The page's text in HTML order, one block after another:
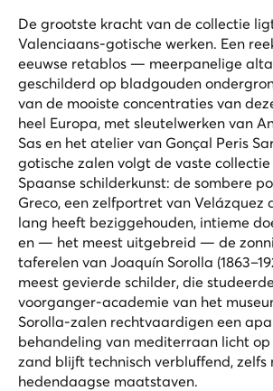
De grootste kracht van de collectie
Valenciaans-gotische werken. Een
eeuwse retablos — meerpanelige
geschilderd op bladgouden
van de mooiste concentraties van
heel Europa, met sleutelwerken van
Sas en het atelier van Gonçal Peris
gotische zalen volgt de vaste
Spaanse schilderkunst: de sombere
Greco, een zelfportret van Velázquez
lang heeft beziggehouden, intieme
en — het meest uitgebreid — de
taferelen van Joaquín Sorolla
meest gevierde schilder, die
voorganger-academie van het
Sorolla-zalen rechtvaardigen een
behandeling van mediterraan licht
zand blijft technisch verbluffend, zelfs
hedendaagse maatstaven.